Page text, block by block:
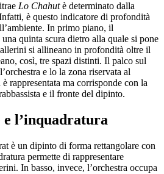
Lo Chahutè determinato dalla
è questo indicatore di profondità
In primo piano, il
una quinta scura dietro alla quale si pone
si allineano in profondità oltre il
così, tre spazi distinti. Il palco sul
e lo la zona riservata al
rappresentata ma corrisponde con la
e il fronte del dipinto.
e l’inquadratura
è un dipinto di forma rettangolare con
permette di rappresentare
In basso, invece, l’orchestra occupa